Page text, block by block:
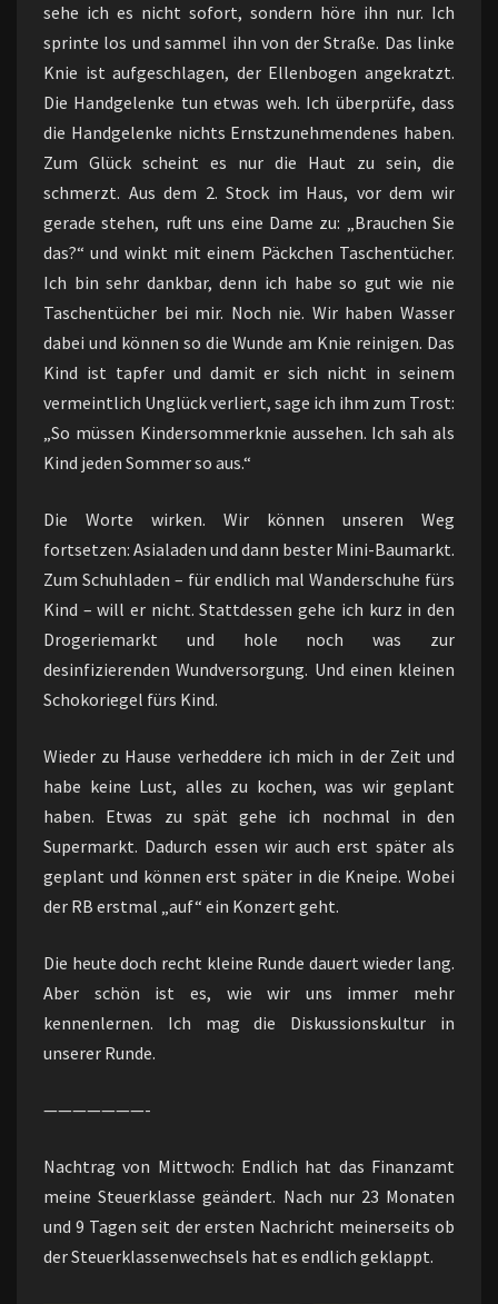
sehe ich es nicht sofort, sondern höre ihn nur. Ich
sprinte los und sammel ihn von der Straße. Das linke
Knie ist aufgeschlagen, der Ellenbogen angekratzt.
Die Handgelenke tun etwas weh. Ich überprüfe, dass
die Handgelenke nichts Ernstzunehmendenes haben.
Zum Glück scheint es nur die Haut zu sein, die
schmerzt. Aus dem 2. Stock im Haus, vor dem wir
gerade stehen, ruft uns eine Dame zu: „Brauchen Sie
das?“ und winkt mit einem Päckchen Taschentücher.
Ich bin sehr dankbar, denn ich habe so gut wie nie
Taschentücher bei mir. Noch nie. Wir haben Wasser
dabei und können so die Wunde am Knie reinigen. Das
Kind ist tapfer und damit er sich nicht in seinem
vermeintlich Unglück verliert, sage ich ihm zum Trost:
„So müssen Kindersommerknie aussehen. Ich sah als
Kind jeden Sommer so aus.“
Die Worte wirken. Wir können unseren Weg
fortsetzen: Asialaden und dann bester Mini-Baumarkt.
Zum Schuhladen – für endlich mal Wanderschuhe fürs
Kind – will er nicht. Stattdessen gehe ich kurz in den
Drogeriemarkt und hole noch was zur
desinfizierenden Wundversorgung. Und einen kleinen
Schokoriegel fürs Kind.
Wieder zu Hause verheddere ich mich in der Zeit und
habe keine Lust, alles zu kochen, was wir geplant
haben. Etwas zu spät gehe ich nochmal in den
Supermarkt. Dadurch essen wir auch erst später als
geplant und können erst später in die Kneipe. Wobei
der RB erstmal „auf“ ein Konzert geht.
Die heute doch recht kleine Runde dauert wieder lang.
Aber schön ist es, wie wir uns immer mehr
kennenlernen. Ich mag die Diskussionskultur in
unserer Runde.
———————-
Nachtrag von Mittwoch: Endlich hat das Finanzamt
meine Steuerklasse geändert. Nach nur 23 Monaten
und 9 Tagen seit der ersten Nachricht meinerseits ob
der Steuerklassenwechsels hat es endlich geklappt.